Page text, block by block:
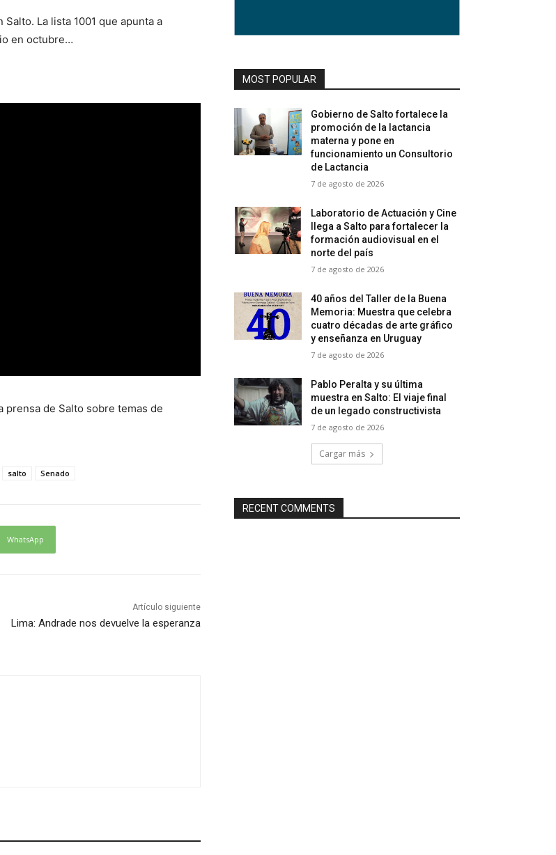
La lista 1001 que apunta a
en octubre…
prensa de Salto sobre temas de
salto Senado
WhatsApp
Artículo siguiente
Lima: Andrade nos devuelve la esperanza
MOST POPULAR
Gobierno de Salto fortalece la
promoción de la lactancia
materna y pone en
funcionamiento un Consultorio
de Lactancia
7 de agosto de 2026
Laboratorio de Actuación y Cine
llega a Salto para fortalecer la
formación audiovisual en el
norte del país
7 de agosto de 2026
40 años del Taller de la Buena
Memoria: Muestra que celebra
cuatro décadas de arte gráfico
y enseñanza en Uruguay
7 de agosto de 2026
Pablo Peralta y su última
muestra en Salto: El viaje final
de un legado constructivista
7 de agosto de 2026
Cargar más
RECENT COMMENTS